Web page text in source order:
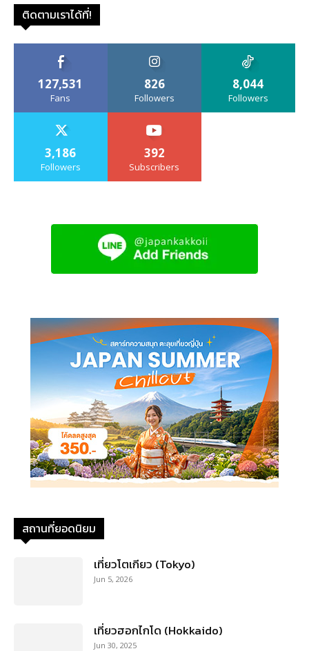
ติดตามเราได้ที่!
127,531
Fans
826
Followers
8,044
Followers
3,186
Followers
392
Subscribers
สถานที่ยอดนิยม
เที่ยวโตเกียว (Tokyo)
Jun 5, 2026
เที่ยวฮอกไกโด (Hokkaido)
Jun 30, 2025